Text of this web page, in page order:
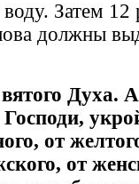
Затем 12
должны
Духа.
от
от